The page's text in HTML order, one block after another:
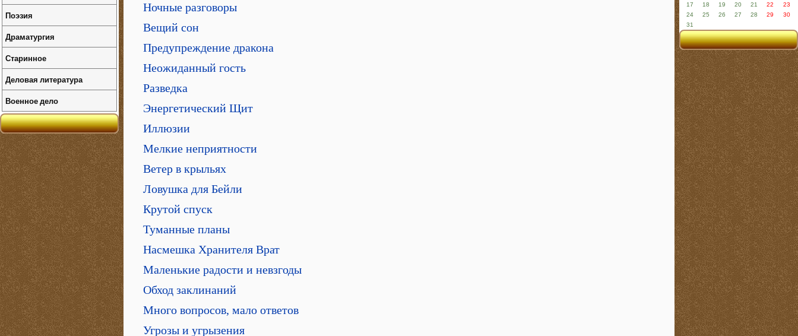
Ночные разговоры
Вещий сон
Предупреждение дракона
Неожиданный гость
Разведка
Энергетический Щит
Иллюзии
Мелкие неприятности
Ветер в крыльях
Ловушка для Бейли
Крутой спуск
Туманные планы
Насмешка Хранителя Врат
Маленькие радости и невзгоды
Обход заклинаний
Много вопросов, мало ответов
Угрозы и угрызения
17
18 19 20 21 22
23
24
25 26 27 28 29
30
31
Поэзия
Драматургия
Старинное
Деловая литература
Военное дело